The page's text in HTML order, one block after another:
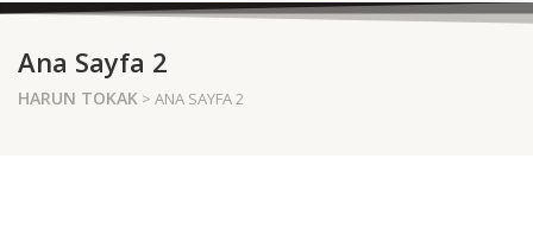
Ana Sayfa 2
HARUN TOKAK > ANA SAYFA 2